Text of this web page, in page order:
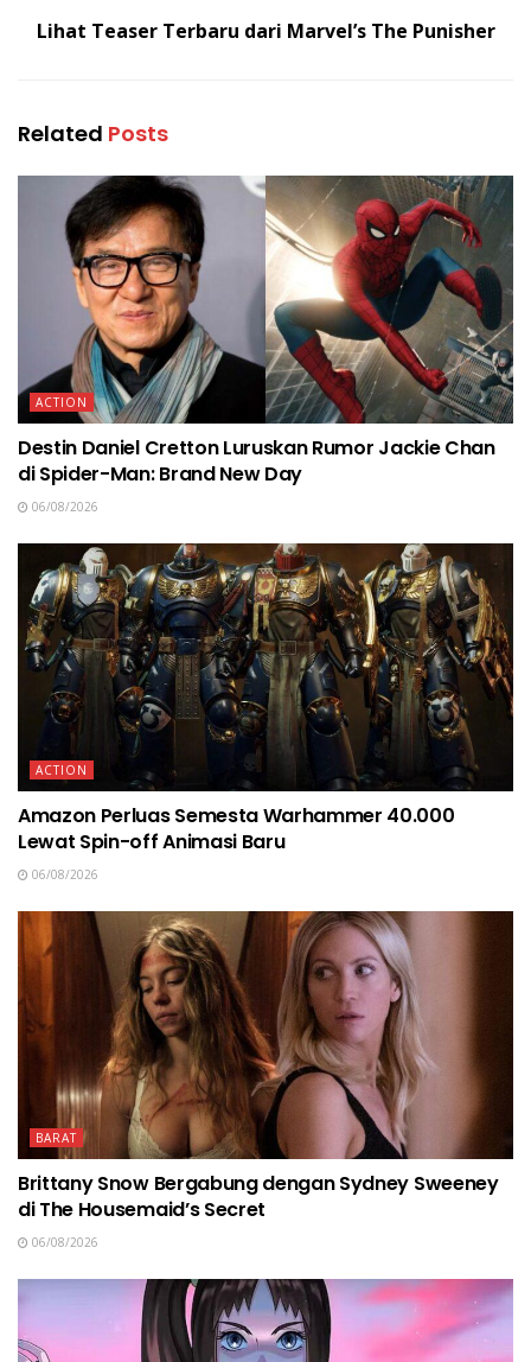
Lihat Teaser Terbaru dari Marvel’s The Punisher
Related Posts
ACTION
Destin Daniel Cretton Luruskan Rumor Jackie Chan
di Spider-Man: Brand New Day
06/08/2026
ACTION
Amazon Perluas Semesta Warhammer 40.000
Lewat Spin-off Animasi Baru
06/08/2026
BARAT
Brittany Snow Bergabung dengan Sydney Sweeney
di The Housemaid’s Secret
06/08/2026